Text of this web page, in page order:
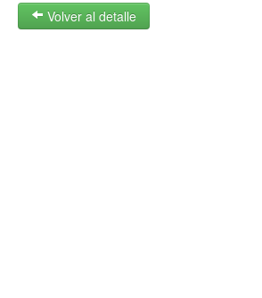
Volver al detalle